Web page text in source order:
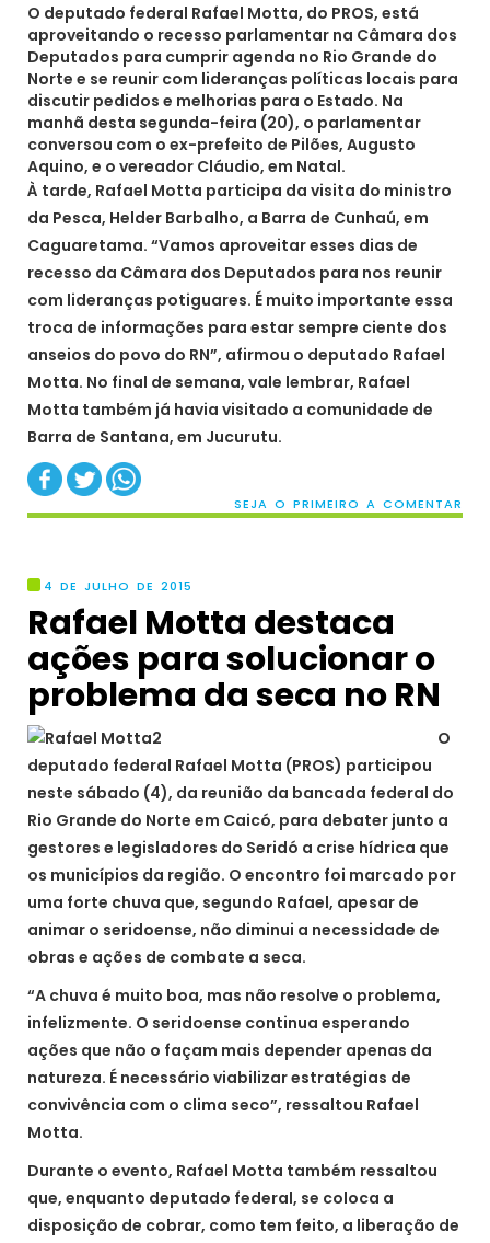
O deputado federal Rafael Motta, do PROS, está
aproveitando o recesso parlamentar na Câmara dos
Deputados para cumprir agenda no Rio Grande do
Norte e se reunir com lideranças políticas locais para
discutir pedidos e melhorias para o Estado. Na
manhã desta segunda-feira (20), o parlamentar
conversou com o ex-prefeito de Pilões, Augusto
Aquino, e o vereador Cláudio, em Natal.
À tarde, Rafael Motta participa da visita do ministro
da Pesca, Helder Barbalho, a Barra de Cunhaú, em
Caguaretama. “Vamos aproveitar esses dias de
recesso da Câmara dos Deputados para nos reunir
com lideranças potiguares. É muito importante essa
troca de informações para estar sempre ciente dos
anseios do povo do RN”, afirmou o deputado Rafael
Motta. No final de semana, vale lembrar, Rafael
Motta também já havia visitado a comunidade de
Barra de Santana, em Jucurutu.
SEJA O PRIMEIRO A COMENTAR
4 DE JULHO DE 2015
Rafael Motta destaca
ações para solucionar o
O
deputado federal Rafael Motta (PROS) participou
neste sábado (4), da reunião da bancada federal do
Rio Grande do Norte em Caicó, para debater junto a
gestores e legisladores do Seridó a crise hídrica que
os municípios da região. O encontro foi marcado por
uma forte chuva que, segundo Rafael, apesar de
animar o seridoense, não diminui a necessidade de
obras e ações de combate a seca.
“A chuva é muito boa, mas não resolve o problema,
infelizmente. O seridoense continua esperando
ações que não o façam mais depender apenas da
natureza. É necessário viabilizar estratégias de
convivência com o clima seco”, ressaltou Rafael
Motta.
Durante o evento, Rafael Motta também ressaltou
que, enquanto deputado federal, se coloca a
disposição de cobrar, como tem feito, a liberação de